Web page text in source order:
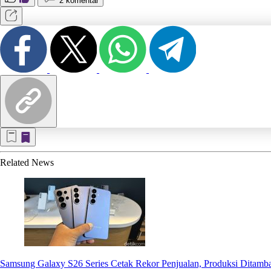
Related News
Samsung Galaxy S26 Series Cetak Rekor Penjualan, Produksi